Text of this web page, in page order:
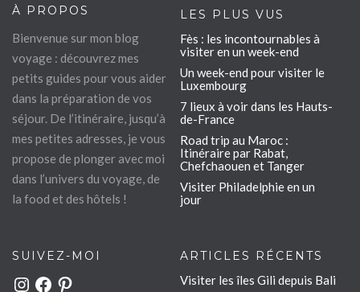
À PROPOS
Bienvenue sur mon blog
voyage : découvrez mes
petits guides pour vous aider
dans la préparation de vos
séjour. De l’itinéraire, jusqu’à
mes petites adresses, je vous
propose de plonger avec moi
dans l’univers du voyage, de
la food et des hôtels !
LES PLUS VUS
Fès : les incontournables à
visiter en un week-end
Un week-end pour visiter le
Luxembourg
7 lieux à voir dans les Hauts-
de-France
Road trip au Maroc :
Itinéraire par Rabat,
Chefchaouen et Tanger
Visiter Philadelphie en un
jour
SUIVEZ-MOI
Instagram
FacebookPinterest
ARTICLES RÉCENTS
Visiter les îles Gili depuis Bali